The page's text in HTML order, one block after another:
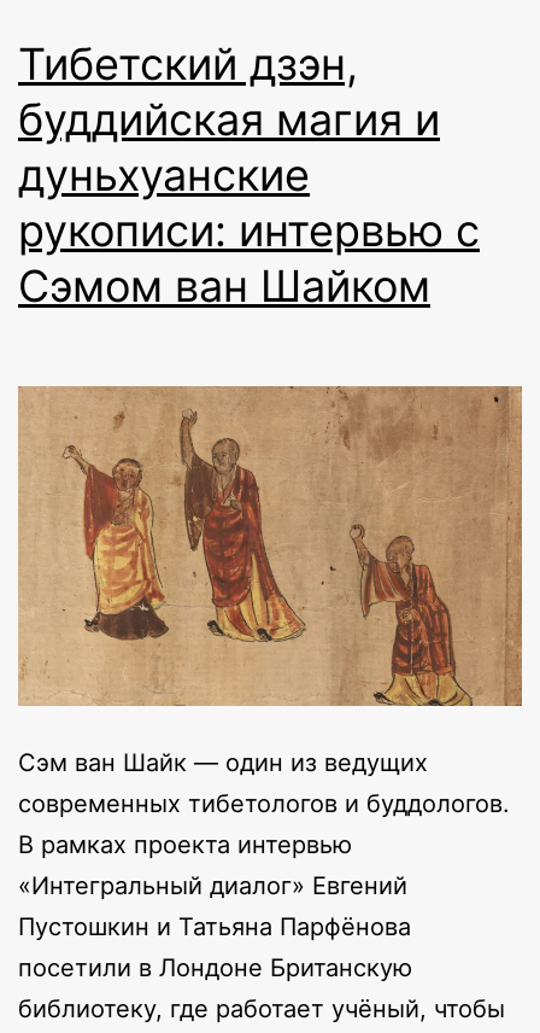
Тибетский дзэн,
буддийская магия и
дуньхуанские
рукописи: интервью с
Сэмом ван Шайком
Сэм ван Шайк — один из ведущих
современных тибетологов и буддологов.
В рамках проекта интервью
«Интегральный диалог» Евгений
Пустошкин и Татьяна Парфёнова
посетили в Лондоне Британскую
библиотеку, где работает учёный, чтобы